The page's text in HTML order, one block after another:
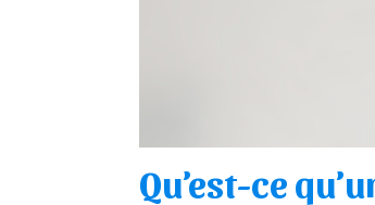
Qu’est-ce